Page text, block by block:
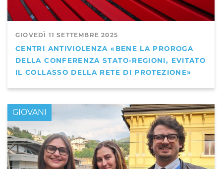
GIOVEDÌ 11 SETTEMBRE 2025
CENTRI ANTIVIOLENZA «BENE LA PROROGA
DELLA CONFERENZA STATO-REGIONI, EVITATO
IL COLLASSO DELLA RETE DI PROTEZIONE»
GIOVANI